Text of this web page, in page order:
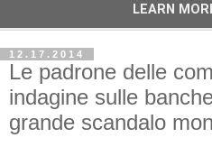
12.17.2014
Le padrone delle
indagine sulle
grande scandalo
LEARN